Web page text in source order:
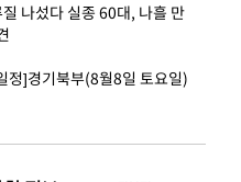
나섰다 실종 60대, 나흘 만
정]경기북부(8월8일 토요일)